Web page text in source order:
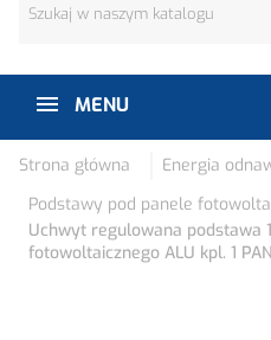
MENU
Strona główna
Energia
Podstawy pod panele
Uchwyt regulowana podstawa
fotowoltaicznego ALU kpl. 1